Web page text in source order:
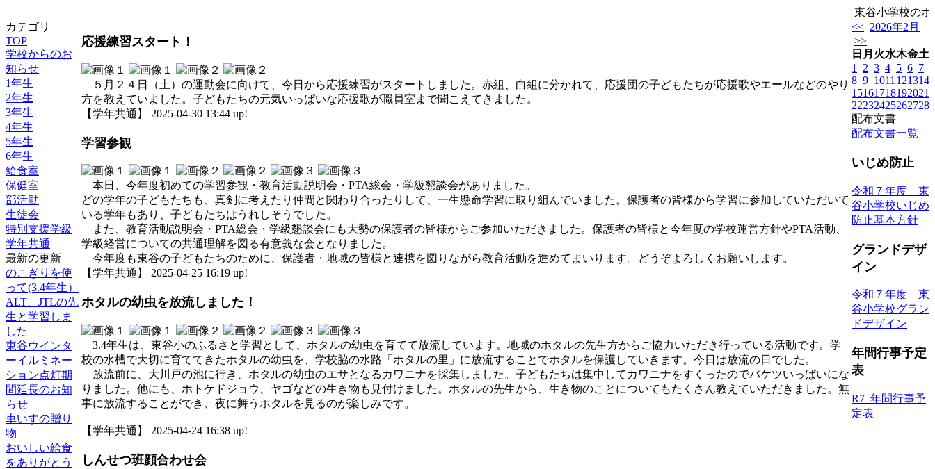
東谷小学校のホ
カテゴリ
TOP
学校からのお
知らせ
1年生
2年生
3年生
4年生
5年生
6年生
給食室
保健室
部活動
生徒会
特別支援学級
学年共通
最新の更新
のこぎりを使
って(3.4年生）
ALT、JTLの先
生と学習しま
した
東谷ウインタ
ーイルミネー
ション点灯期
間延長のお知
らせ
車いすの贈り
物
おいしい給食
をありがとう
応援練習スタート！
５月２４日（土）の運動会に向けて、今日から応援練習がスタートしました。赤組、白組に分かれて、応援団の子どもたちが応援歌やエールなどのやり
方を教えていました。子どもたちの元気いっぱいな応援歌が職員室まで聞こえてきました。
【学年共通】 2025-04-30 13:44 up!
学習参観
本日、今年度初めての学習参観・教育活動説明会・PTA総会・学級懇談会がありました。
どの学年の子どもたちも、真剣に考えたり仲間と関わり合ったりして、一生懸命学習に取り組んでいました。保護者の皆様から学習に参加していただいて
いる学年もあり、子どもたちはうれしそうでした。
また、教育活動説明会・PTA総会・学級懇談会にも大勢の保護者の皆様からご参加いただきました。保護者の皆様と今年度の学校運営方針やPTA活動、
学級経営についての共通理解を図る有意義な会となりました。
今年度も東谷の子どもたちのために、保護者・地域の皆様と連携を図りながら教育活動を進めてまいります。どうぞよろしくお願いします。
【学年共通】 2025-04-25 16:19 up!
ホタルの幼虫を放流しました！
3.4年生は、東谷小のふるさと学習として、ホタルの幼虫を育てて放流しています。地域のホタルの先生方からご協力いただき行っている活動です。学
校の水槽で大切に育ててきたホタルの幼虫を、学校脇の水路「ホタルの里」に放流することでホタルを保護していきます。今日は放流の日でした。
放流前に、大川戸の池に行き、ホタルの幼虫のエサとなるカワニナを採集しました。子どもたちは集中してカワニナをすくったのでバケツいっぱいにな
りました。他にも、ホトケドジョウ、ヤゴなどの生き物も見付けました。ホタルの先生から、生き物のことについてもたくさん教えていただきました。無
事に放流することができ、夜に舞うホタルを見るのが楽しみです。
【学年共通】 2025-04-24 16:38 up!
しんせつ班顔合わせ会
<< 2026年2月
>>
日 月 火水木金土
1
2 3 4 5 6 7
8 9 1011 121314
15161718192021
22232425262728
配布文書
配布文書一覧
いじめ防止
令和７年度 東
谷小学校いじめ
防止基本方針
グランドデザ
イン
令和７年度 東
谷小学校グラン
ドデザイン
年間行事予定
表
R7_年間行事予
定表